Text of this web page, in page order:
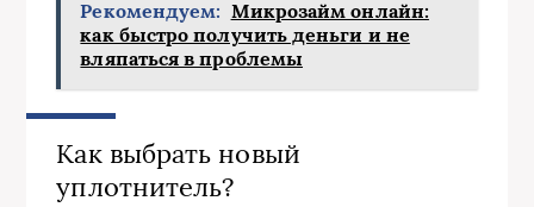
Рекомендуем: Микрозайм онлайн:
как быстро получить деньги и не
вляпаться в проблемы
Как выбрать новый
уплотнитель?